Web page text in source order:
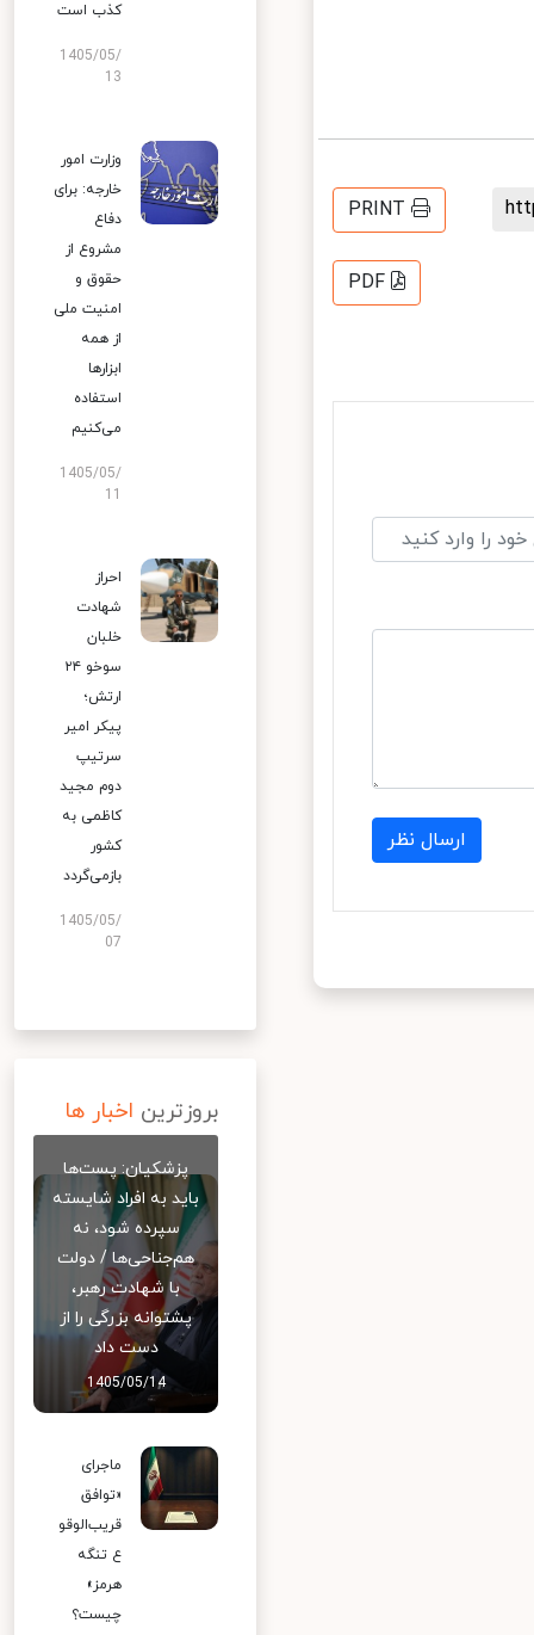
PRINT
PDF
ارسال نظر
کذب است
1405/05/
13
وزارت امور
خارجه: برای
دفاع
مشروع از
حقوق و
امنیت ملی
از همه
ابزارها
استفاده
می‌کنیم
1405/05/
احراز
شهادت
خلبان
سوخو ۲۴
ارتش؛
پیکر امیر
سرتیپ
دوم مجید
کاظمی به
کشور
بازمی‌گردد
1405/05/
07
بروزترین اخبار ها
پزشکیان: پست‌ها
باید به افراد شایسته
سپرده شود، نه
هم‌جناحی‌ها / دولت
با شهادت رهبر،
پشتوانه بزرگی را از
دست داد
1405/05/14
ماجرای
«توافق
قریب‌الوقو
ع تنگه
هرمز»
چیست؟